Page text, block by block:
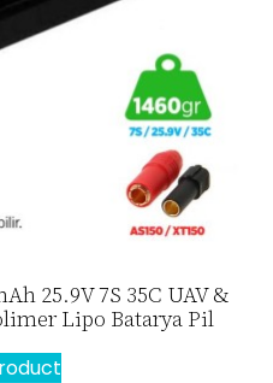
25.9V 7S 35C UAV &
Lipo Batarya Pil